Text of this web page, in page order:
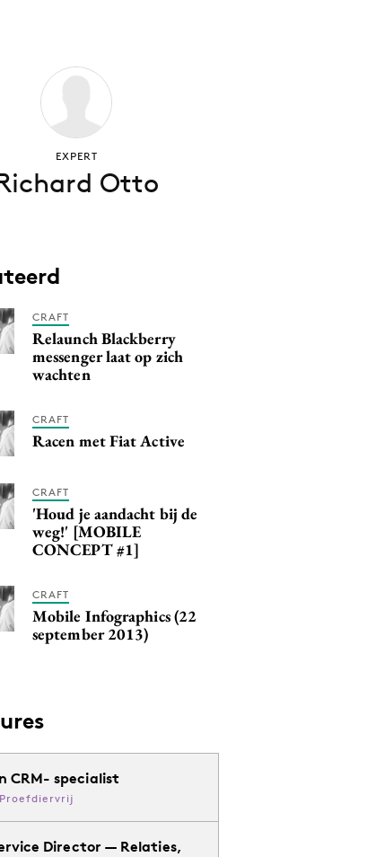
EXPERT
Otto
CRAFT
Relaunch Blackberry
messenger laat op zich
wachten
CRAFT
Racen met Fiat Active
CRAFT
'Houd je aandacht bij de
weg!' [MOBILE
CONCEPT #1]
CRAFT
Mobile Infographics (22
september 2013)
CRM- specialist
Director — Relaties,